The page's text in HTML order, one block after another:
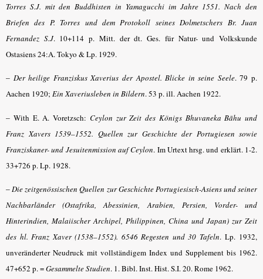
Torres S.J. mit den Buddhisten in Yamagucchi im Jahre 1551. Nach den
Briefen des P. Torres und dem Protokoll seines Dolmetschers Br. Juan
Fernandez S.J.10+114 p. Mitt. der dt. Ges. für Natur- und Volkskunde
Ostasiens 24:A. Tokyo & Lp. 1929.
– Der heilige Franziskus Xaverius der Apostel. Blicke in seine Seele.79 p.
Aachen 1920; Ein Xaveriusleben in Bildern.53 p. ill. Aachen 1922.
– With E. A. Voretzsch: Ceylon zur Zeit des Königs Bhuvaneka Bāhu und
Franz Xavers 1539–1552. Quellen zur Geschichte der Portugiesen sowie
Franziskaner- und Jesuitenmission auf Ceylon. Im Urtext hrsg. und erklärt. 1-2.
33+726 p. Lp. 1928.
–Die zeitgenössischen Quellen zur Geschichte Portugiesisch-Asiens und seiner
Nachbarländer (Ostafrika, Abessinien, Arabien, Persien, Vorder- und
Hinterindien, Malaiischer Archipel, Philippinen, China und Japan) zur Zeit
des hl. Franz Xaver (1538–1552). 6546 Regesten und 30 Tafeln.Lp. 1932,
unveränderter Neudruck mit vollständigem Index und Supplement bis 1962.
47+652 p. =Gesammelte Studien. 1. Bibl. Inst. Hist. S.I. 20. Rome 1962.